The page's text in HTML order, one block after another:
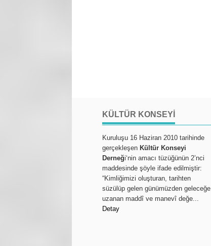
KÜLTÜR KONSEYI
Kuruluşu 16 Haziran 2010 tarihinde
gerçekleşen Kültür Konseyi
Derneği‘nin amacı tüzüğünün 2’nci
maddesinde şöyle ifade edilmiştir:
“Kimliğimizi oluşturan, tarihten
süzülüp gelen günümüzden geleceğe
uzanan maddî ve manevî değe...
Detay